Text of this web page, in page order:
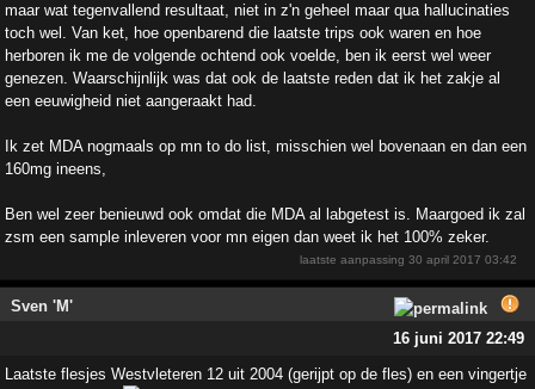
maar wat tegenvallend resultaat, niet in z'n geheel maar qua hallucinaties
toch wel. Van ket, hoe openbarend die laatste trips ook waren en hoe
herboren ik me de volgende ochtend ook voelde, ben ik eerst wel weer
genezen. Waarschijnlijk was dat ook de laatste reden dat ik het zakje al
een eeuwigheid niet aangeraakt had.
Ik zet MDA nogmaals op mn to do list, misschien wel bovenaan en dan een
160mg ineens,
Ben wel zeer benieuwd ook omdat die MDA al labgetest is. Maargoed ik zal
zsm een sample inleveren voor mn eigen dan weet ik het 100% zeker.
laatste aanpassing30 april 2017 03:42
Sven 'M'
16 juni 2017 22:49
Laatste flesjes Westvleteren 12 uit 2004 (gerijpt op de fles) en een vingertje